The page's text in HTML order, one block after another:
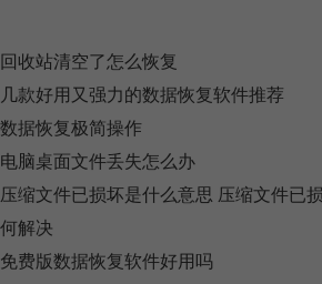
回收站清空了怎么恢复
几款好用又强力的数据恢复软件推荐
数据恢复极简操作
电脑桌面文件丢失怎么办
压缩文件已损坏是什么意思 压缩文件已
何解决
免费版数据恢复软件好用吗